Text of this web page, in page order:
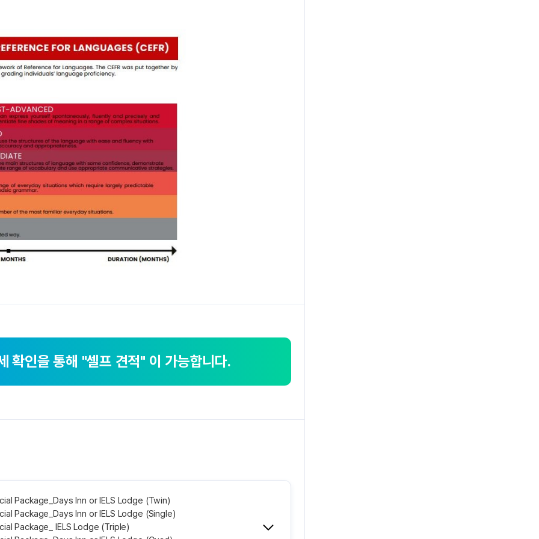
확인을 통해 "셀프 견적" 이 가능합니다.
Package_Days Inn or IELS Lodge (Twin)
Package_Days Inn or IELS Lodge (Single)
Package_ IELS Lodge (Triple)